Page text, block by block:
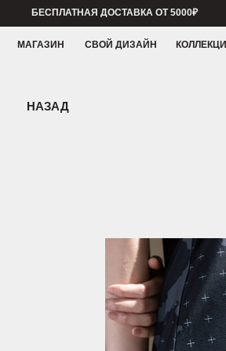
МАГАЗИН
БЕСПЛАТНАЯ ДОСТАВКА ОТ 5000₽
СВОЙ ДИЗАЙН КОЛЛЕКЦИИ